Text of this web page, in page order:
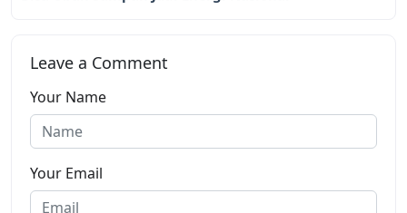
Leave a Comment
Your Name
Your Email